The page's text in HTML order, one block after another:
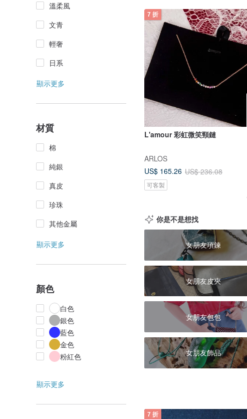
溫柔風
文青
輕奢
日系
顯示更多
材質
棉
純銀
真皮
珍珠
其他金屬
顯示更多
顏色
白色
銀色
藍色
金色
粉紅色
顯示更多
7 折
L'amour 彩虹微笑頸鏈
ARLOS
US$ 165.26 US$ 236.08
可客製
你是不是想找
女朋友項鍊
女朋友皮夾
女朋友包包
女朋友飾品
7 折